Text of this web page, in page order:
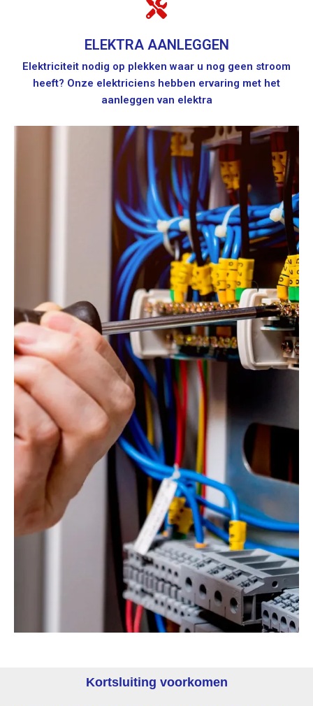
ELEKTRA AANLEGGEN
Elektriciteit nodig op plekken waar u nog geen stroom
heeft? Onze elektriciens hebben ervaring met het
aanleggen van elektra
Kortsluiting voorkomen